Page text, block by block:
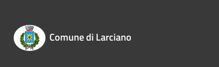
Comune di Larciano